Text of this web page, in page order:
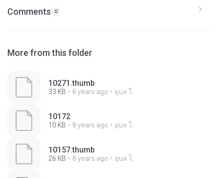
Comments 0
More from this folder
10271.thumb
33 KB 8 years ago อุบล โ.
10172
10 KB 8 years ago อุบล โ.
10157.thumb
26 KB 8 years ago อุบล โ.